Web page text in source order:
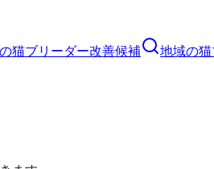
の猫ブリーダー改善候補 地域の